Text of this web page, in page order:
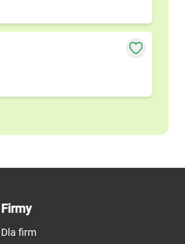
Firmy
Dla firm